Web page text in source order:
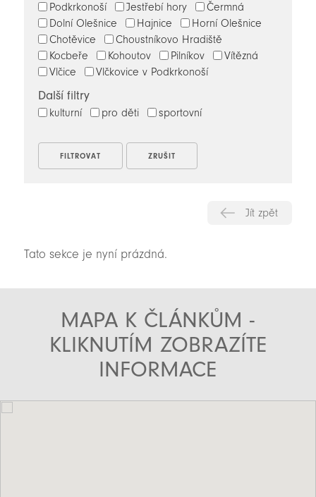
Podkrkonoší Jestřebí hory
Čermná
Dolní Olešnice
Hajnice
Horní Olešnice
Chotěvice
Choustníkovo Hradiště
Kocbeře
Kohoutov Pilníkov
Vítězná
Vlčice
Vlčkovice v Podkrkonoší
Další filtry
kulturní pro děti sportovní
Jít zpět
Tato sekce je nyní prázdná.
MAPA K ČLÁNKŮM -
KLIKNUTÍM ZOBRAZÍTE
INFORMACE